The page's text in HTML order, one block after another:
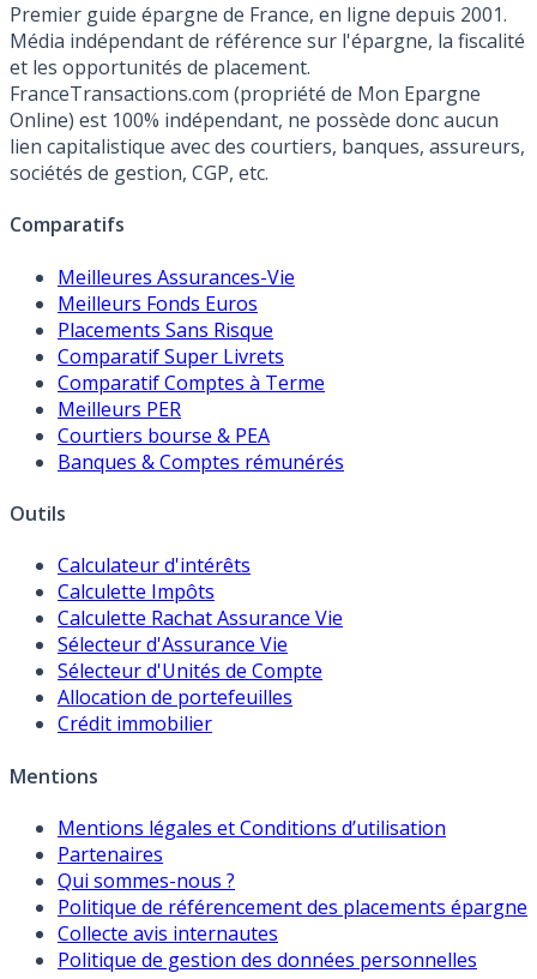
Premier guide épargne de France, en ligne depuis 2001.
Média indépendant de référence sur l'épargne, la fiscalité
et les opportunités de placement.
FranceTransactions.com (propriété de Mon Epargne
Online) est 100% indépendant, ne possède donc aucun
lien capitalistique avec des courtiers, banques, assureurs,
sociétés de gestion, CGP, etc.
Comparatifs
Meilleures Assurances-Vie
Meilleurs Fonds Euros
Placements Sans Risque
Comparatif Super Livrets
Comparatif Comptes à Terme
Meilleurs PER
Courtiers bourse & PEA
Banques & Comptes rémunérés
Outils
Calculateur d'intérêts
Calculette Impôts
Calculette Rachat Assurance Vie
Sélecteur d'Assurance Vie
Sélecteur d'Unités de Compte
Allocation de portefeuilles
Crédit immobilier
Mentions
Mentions légales et Conditions d’utilisation
Partenaires
Qui sommes-nous ?
Politique de référencement des placements épargne
Collecte avis internautes
Politique de gestion des données personnelles